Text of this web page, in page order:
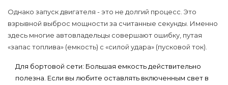
Однако запуск двигателя - это не долгий процесс. Это
взрывной выброс мощности за считанные секунды. Именно
здесь многие автовладельцы совершают ошибку, путая
«запас топлива» (емкость) с «силой удара» (пусковой ток).
Для бортовой сети: Большая емкость действительно
полезна. Если вы любите оставлять включенным свет в